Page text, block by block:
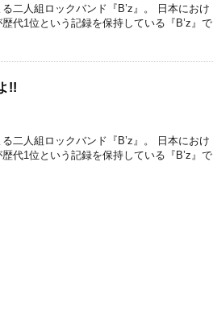
二人組ロックバンド『B’z』。 日本におけ
代1位という記録を保持している『B’z』で
!!
二人組ロックバンド『B’z』。 日本におけ
代1位という記録を保持している『B’z』で